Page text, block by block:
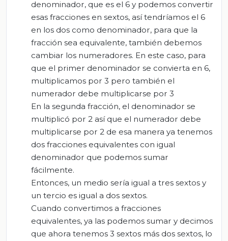
denominador, que es el 6 y podemos convertir
esas fracciones en sextos, así tendríamos el 6
en los dos como denominador, para que la
fracción sea equivalente, también debemos
cambiar los numeradores. En este caso, para
que el primer denominador se convierta en 6,
multiplicamos por 3 pero también el
numerador debe multiplicarse por 3
En la segunda fracción, el denominador se
multiplicó por 2 así que el numerador debe
multiplicarse por 2 de esa manera ya tenemos
dos fracciones equivalentes con igual
denominador que podemos sumar
fácilmente.
Entonces, un medio sería igual a tres sextos y
un tercio es igual a dos sextos.
Cuando convertimos a fracciones
equivalentes, ya las podemos sumar y decimos
que ahora tenemos 3 sextos más dos sextos, lo